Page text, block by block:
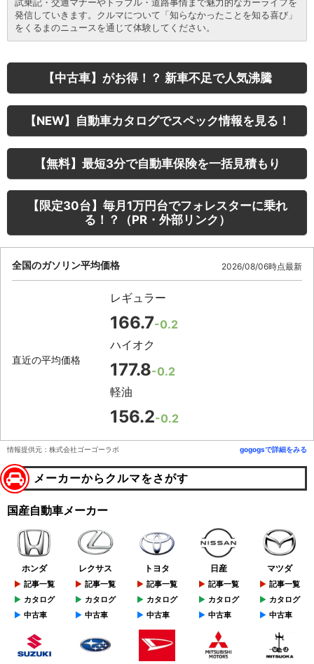
発信していきます。クルマについて「知らなかったことを知る喜び」
をくるまのニュースを通じて体験してください。
【中古車】がお得！？ 新車不足で人気沸騰
【NEW】自動車カタログでスペック情報を見る！
【無料】最短3分で自動車保険を一括見積もり
【限定30台】毎月1万円台でフォレスターに乗れ
る！？（PR・外部リンク）
全国のガソリン平均価格 2026/08/06時点最新
直近の平均価格
レギュラー
166.7-0.2
ハイオク
177.8-0.2
軽油
156.2-0.2
情報提供元：株式会社ゴーゴーラボ gogogsで詳細をみる
メーカーからクルマをさがす
国産自動車メーカー
ホンダ
記事一覧
カタログ
中古車
レクサス
記事一覧
カタログ
中古車
トヨタ
記事一覧
カタログ
中古車
日産
記事一覧
カタログ
中古車
マツダ
記事一覧
カタログ
中古車